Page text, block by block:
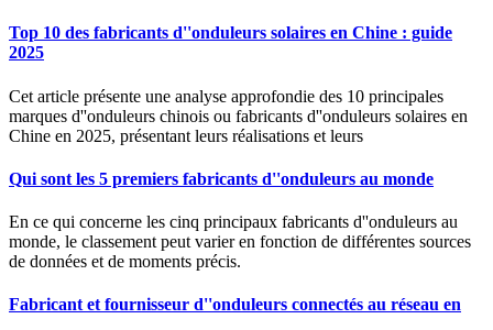
Top 10 des fabricants d''onduleurs solaires en Chine : guide
2025
Cet article présente une analyse approfondie des 10 principales
marques d''onduleurs chinois ou fabricants d''onduleurs solaires en
Chine en 2025, présentant leurs réalisations et leurs
Qui sont les 5 premiers fabricants d''onduleurs au monde
En ce qui concerne les cinq principaux fabricants d''onduleurs au
monde, le classement peut varier en fonction de différentes sources
de données et de moments précis.
Fabricant et fournisseur d''onduleurs connectés au réseau en